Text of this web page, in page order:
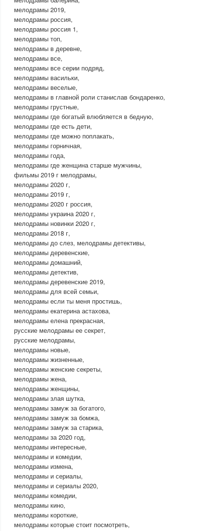
мелодрамы 2019,
мелодрамы россия,
мелодрамы россия 1,
мелодрамы топ,
мелодрамы в деревне,
мелодрамы все,
мелодрамы все серии подряд,
мелодрамы васильки,
мелодрамы веселые,
мелодрамы в главной роли станислав бондаренко,
мелодрамы грустные,
мелодрамы где богатый влюбляется в бедную,
мелодрамы где есть дети,
мелодрамы где можно поплакать,
мелодрамы горничная,
мелодрамы года,
мелодрамы где женщина старше мужчины,
фильмы 2019 г мелодрамы,
мелодрамы 2020 г,
мелодрамы 2019 г,
мелодрамы 2020 г россия,
мелодрамы украина 2020 г,
мелодрамы новинки 2020 г,
мелодрамы 2018 г,
мелодрамы до слез, мелодрамы детективы,
мелодрамы деревенские,
мелодрамы домашний,
мелодрамы детектив,
мелодрамы деревенские 2019,
мелодрамы для всей семьи,
мелодрамы если ты меня простишь,
мелодрамы екатерина астахова,
мелодрамы елена прекрасная,
русские мелодрамы ее секрет,
русские мелодрамы,
мелодрамы новые,
мелодрамы жизненные,
мелодрамы женские секреты,
мелодрамы жена,
мелодрамы женщины,
мелодрамы злая шутка,
мелодрамы замуж за богатого,
мелодрамы замуж за бомжа,
мелодрамы замуж за старика,
мелодрамы за 2020 год,
мелодрамы интересные,
мелодрамы и комедии,
мелодрамы измена,
мелодрамы и сериалы,
мелодрамы и сериалы 2020,
мелодрамы комедии,
мелодрамы кино,
мелодрамы короткие,
мелодрамы которые стоит посмотреть,